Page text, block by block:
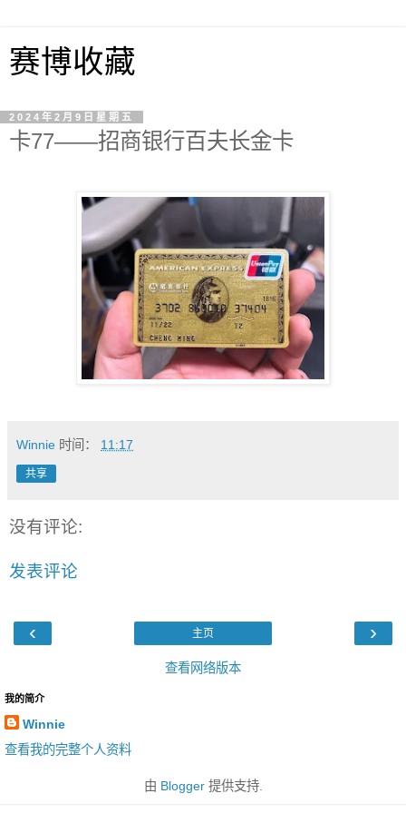
赛博收藏
2024年2月9日星期五
卡77——招商银行百夫长金卡
Winnie 时间： 11:17
共享
没有评论:
发表评论
‹ ›
主页
查看网络版本
我的简介
Winnie
查看我的完整个人资料
由 Blogger提供支持.